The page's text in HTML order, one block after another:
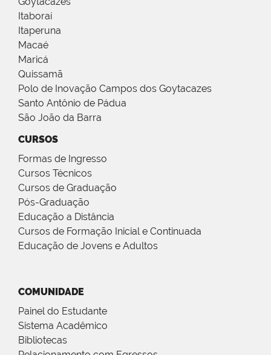
Itaboraí
Itaperuna
Macaé
Maricá
Quissamã
Polo de Inovação Campos dos Goytacazes
Santo Antônio de Pádua
São João da Barra
CURSOS
Formas de Ingresso
Cursos Técnicos
Cursos de Graduação
Pós-Graduação
Educação a Distância
Cursos de Formação Inicial e Continuada
Educação de Jovens e Adultos
COMUNIDADE
Painel do Estudante
Sistema Acadêmico
Bibliotecas